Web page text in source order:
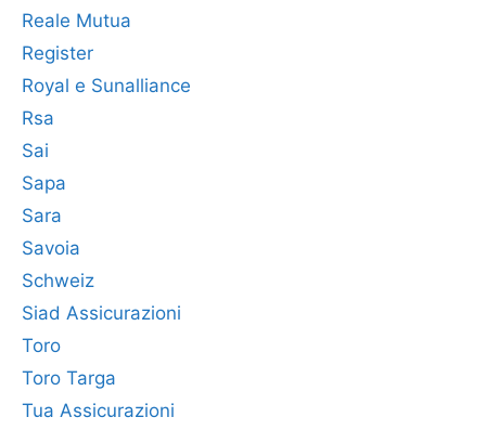
Reale Mutua
Register
Royal e Sunalliance
Rsa
Sai
Sapa
Sara
Savoia
Schweiz
Siad Assicurazioni
Toro
Toro Targa
Tua Assicurazioni